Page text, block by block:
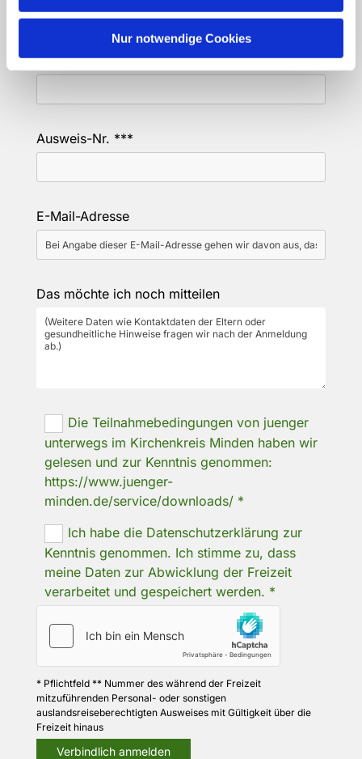
Nur notwendige Cookies
Nationalität*
Ausweis-Nr. ***
E-Mail-Adresse
Das möchte ich noch mitteilen
Die Teilnahmebedingungen von juenger
unterwegs im Kirchenkreis Minden haben wir
gelesen und zur Kenntnis genommen:
https://www.juenger-
minden.de/service/downloads/ *
Ich habe die Datenschutzerklärung zur
Kenntnis genommen. Ich stimme zu, dass
meine Daten zur Abwicklung der Freizeit
verarbeitet und gespeichert werden. *
* Pflichtfeld ** Nummer des während der Freizeit
mitzuführenden Personal- oder sonstigen
auslandsreiseberechtigten Ausweises mit Gültigkeit über die
Freizeit hinaus